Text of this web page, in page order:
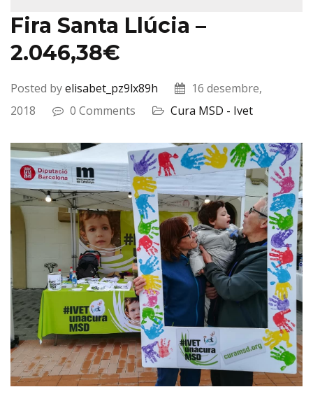
Fira Santa Llúcia –
2.046,38€
Posted byelisabet_pz9lx89h
16 desembre,
2018
0 Comments Cura MSD - Ivet